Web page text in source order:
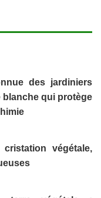
des jardiniers
qui protège
végétale,